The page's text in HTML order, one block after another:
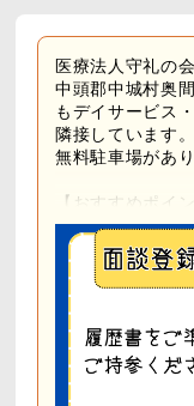
医療法人守礼の
中頭郡中城村奥
もデイサービス
隣接しています。
無料駐車場があ
【おすすめポイ
1．休日8～9日※
2．幅広い年代
3．原則残業な